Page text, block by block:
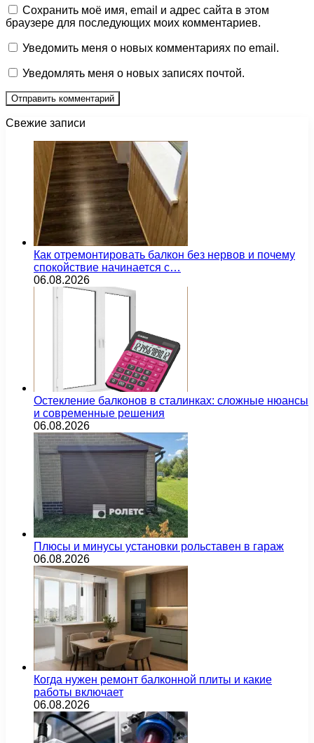
Сохранить моё имя, email и адрес сайта в этом
браузере для последующих моих комментариев.
Уведомить меня о новых комментариях по email.
Уведомлять меня о новых записях почтой.
Свежие записи
Как отремонтировать балкон без нервов и почему
спокойствие начинается с…
06.08.2026
Остекление балконов в сталинках: сложные нюансы
и современные решения
06.08.2026
Плюсы и минусы установки рольставен в гараж
06.08.2026
Когда нужен ремонт балконной плиты и какие
работы включает
06.08.2026